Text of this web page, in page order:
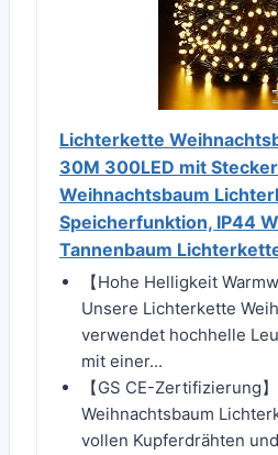
Lichterkette
30M 300LED mit
Weihnachtsbaum
Speicherfunktion, IP44
Tannenbaum
【Hohe Helligkeit
Unsere Lichterkette
verwendet hochhelle
mit einer...
【GS CE-Zertifizierung
Weihnachtsbaum
vollen Kupferdrähten